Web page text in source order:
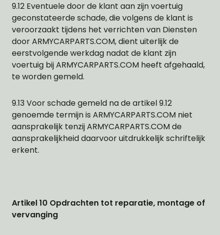
9.12 Eventuele door de klant aan zijn voertuig
geconstateerde schade, die volgens de klant is
veroorzaakt tijdens het verrichten van Diensten
door ARMYCARPARTS.COM, dient uiterlijk de
eerstvolgende werkdag nadat de klant zijn
voertuig bij ARMYCARPARTS.COM heeft afgehaald,
te worden gemeld.
9.13 Voor schade gemeld na de artikel 9.12
genoemde termijn is ARMYCARPARTS.COM niet
aansprakelijk tenzij ARMYCARPARTS.COM de
aansprakelijkheid daarvoor uitdrukkelijk schriftelijk
erkent.
Artikel 10 Opdrachten tot reparatie, montage of
vervanging